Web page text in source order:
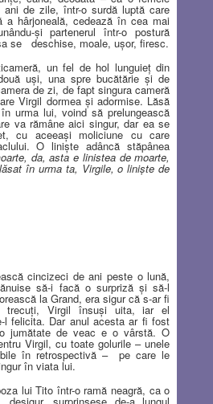
ani de zile, într-o surdă luptă care
a hârjoneală, cedează în cea mai
şi partenerul într-o postură
se
deschise, moale, uşor, firesc.
un fel de hol lunguieţ din
uşi, una spre bucătărie şi de
de zi, de fapt singura cameră
Virgil dormea şi adormise. Lăsă
urma lui, voind să prelungească
va rămâne aici singur, dar ea se
cu aceeaşi moliciune cu care
O linişte adâncă stăpânea
da, asta e linistea de moarte,
lăsat în urma ta, Virgile, o linişte de
cincizeci de ani peste o lună,
să-i facă o surpriză şi să-l
la Grand, era sigur că s-ar fi
Virgil însuşi uita, iar el
l felicita. Dar anul acesta ar fi fost
jumătate de veac e o vârstă. O
Virgil, cu toate golurile – unele
în retrospectivă – pe care le
în viata lui.
lui Tito într-o ramă neagră, ca o
desigur, surprinsese de-a lungul